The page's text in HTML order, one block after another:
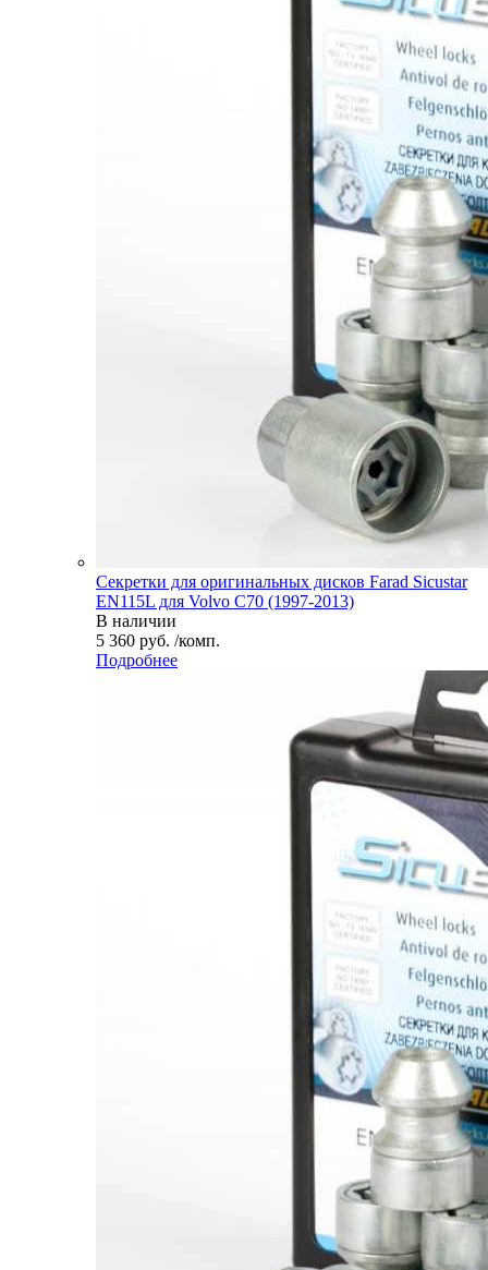
Секретки для оригинальных дисков Farad Sicustar
EN115L для Volvo C70 (1997-2013)
В наличии
5 360 руб. /комп.
Подробнее